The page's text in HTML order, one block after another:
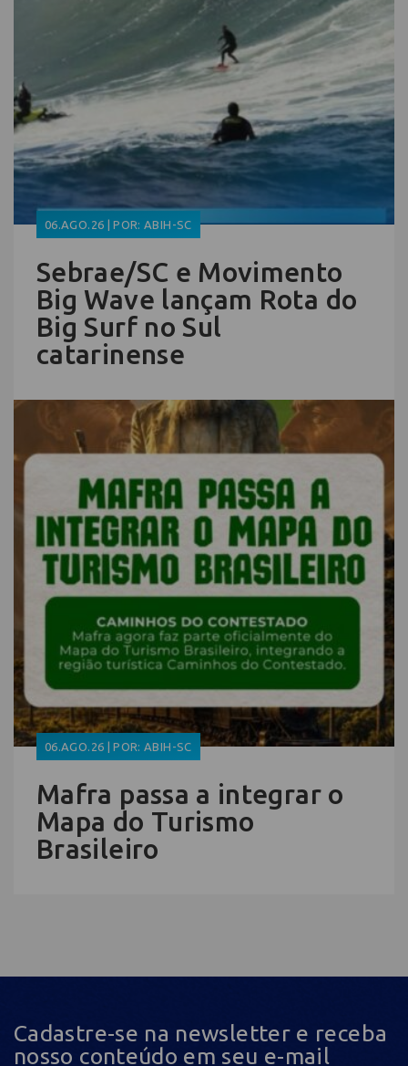
06.AGO.26 | POR: ABIH-SC
Sebrae/SC e Movimento
Big Wave lançam Rota do
Big Surf no Sul
catarinense
06.AGO.26 | POR: ABIH-SC
Mafra passa a integrar o
Mapa do Turismo
Brasileiro
Cadastre-se na newsletter e receba
nosso conteúdo em seu e-mail